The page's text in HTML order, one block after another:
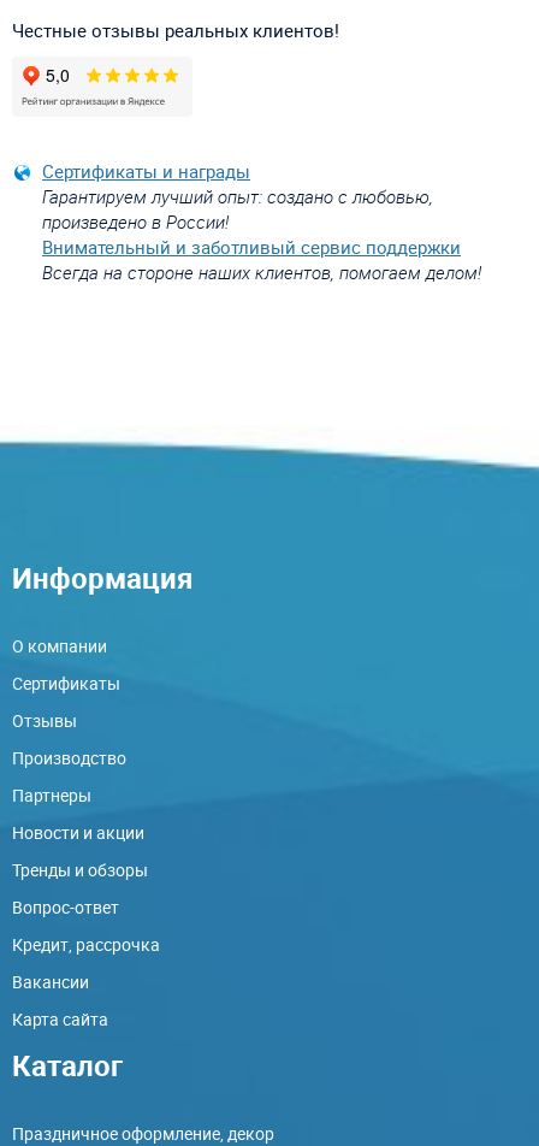
Честные отзывы реальных клиентов!
Сертификаты и награды
Гарантируем лучший опыт: создано с любовью,
произведено в России!
Внимательный и заботливый сервис поддержки
Всегда на стороне наших клиентов, помогаем делом!
Информация
О компании
Сертификаты
Отзывы
Производство
Партнеры
Новости и акции
Тренды и обзоры
Вопрос-ответ
Кредит, рассрочка
Вакансии
Карта сайта
Каталог
Праздничное оформление, декор